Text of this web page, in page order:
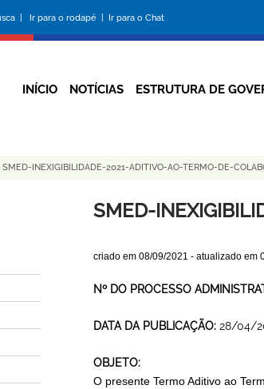
| Ir para o rodapé | Ir para o Chat
da
INÍCIO NOTÍCIAS ESTRUTURA DE
SMED-INEXIGIBILIDADE-2021-ADITIVO-AO-TERMO-DE-
SMED-
criado em 08/09/2021 - atualizado em
Nº DO PROCESSO
DATA DA PUBLICAÇÃO: 28/04/
OBJETO:
O presente Termo Aditivo ao